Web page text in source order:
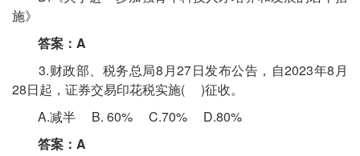
施》
答案：A
3.财政部、税务总局8月27日发布公告，自2023年8月
28日起，证券交易印花税实施( )征收。
A.减半 B. 60% C.70% D.80%
答案：A